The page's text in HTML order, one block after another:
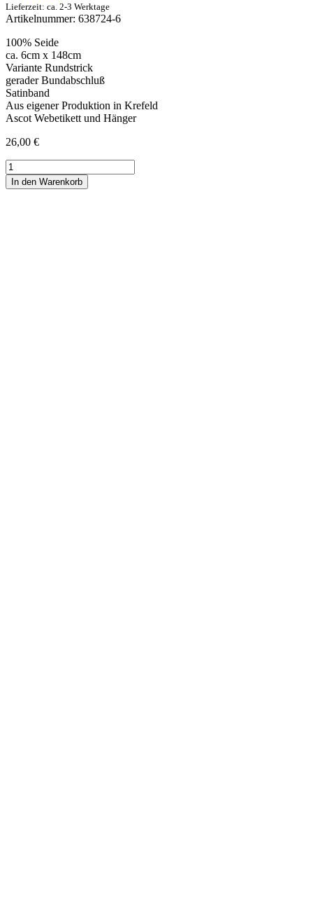
Lieferzeit: ca. 2-3 Werktage
Artikelnummer: 638724-6
100% Seide
ca. 6cm x 148cm
Variante Rundstrick
gerader Bundabschluß
Satinband
Aus eigener Produktion in Krefeld
Ascot Webetikett und Hänger
26,00 €
Strickkrawatte
Seide
Tupfen
In den Warenkorb